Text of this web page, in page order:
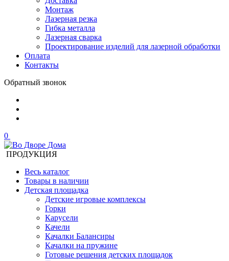
Монтаж
Лазерная резка
Гибка металла
Лазерная сварка
Проектирование изделий для лазерной обработки
Оплата
Контакты
Обратный звонок
0
ПРОДУКЦИЯ
Весь каталог
Товары в наличии
Детская площадка
Детские игровые комплексы
Горки
Карусели
Качели
Качалки Балансиры
Качалки на пружине
Готовые решения детских площадок